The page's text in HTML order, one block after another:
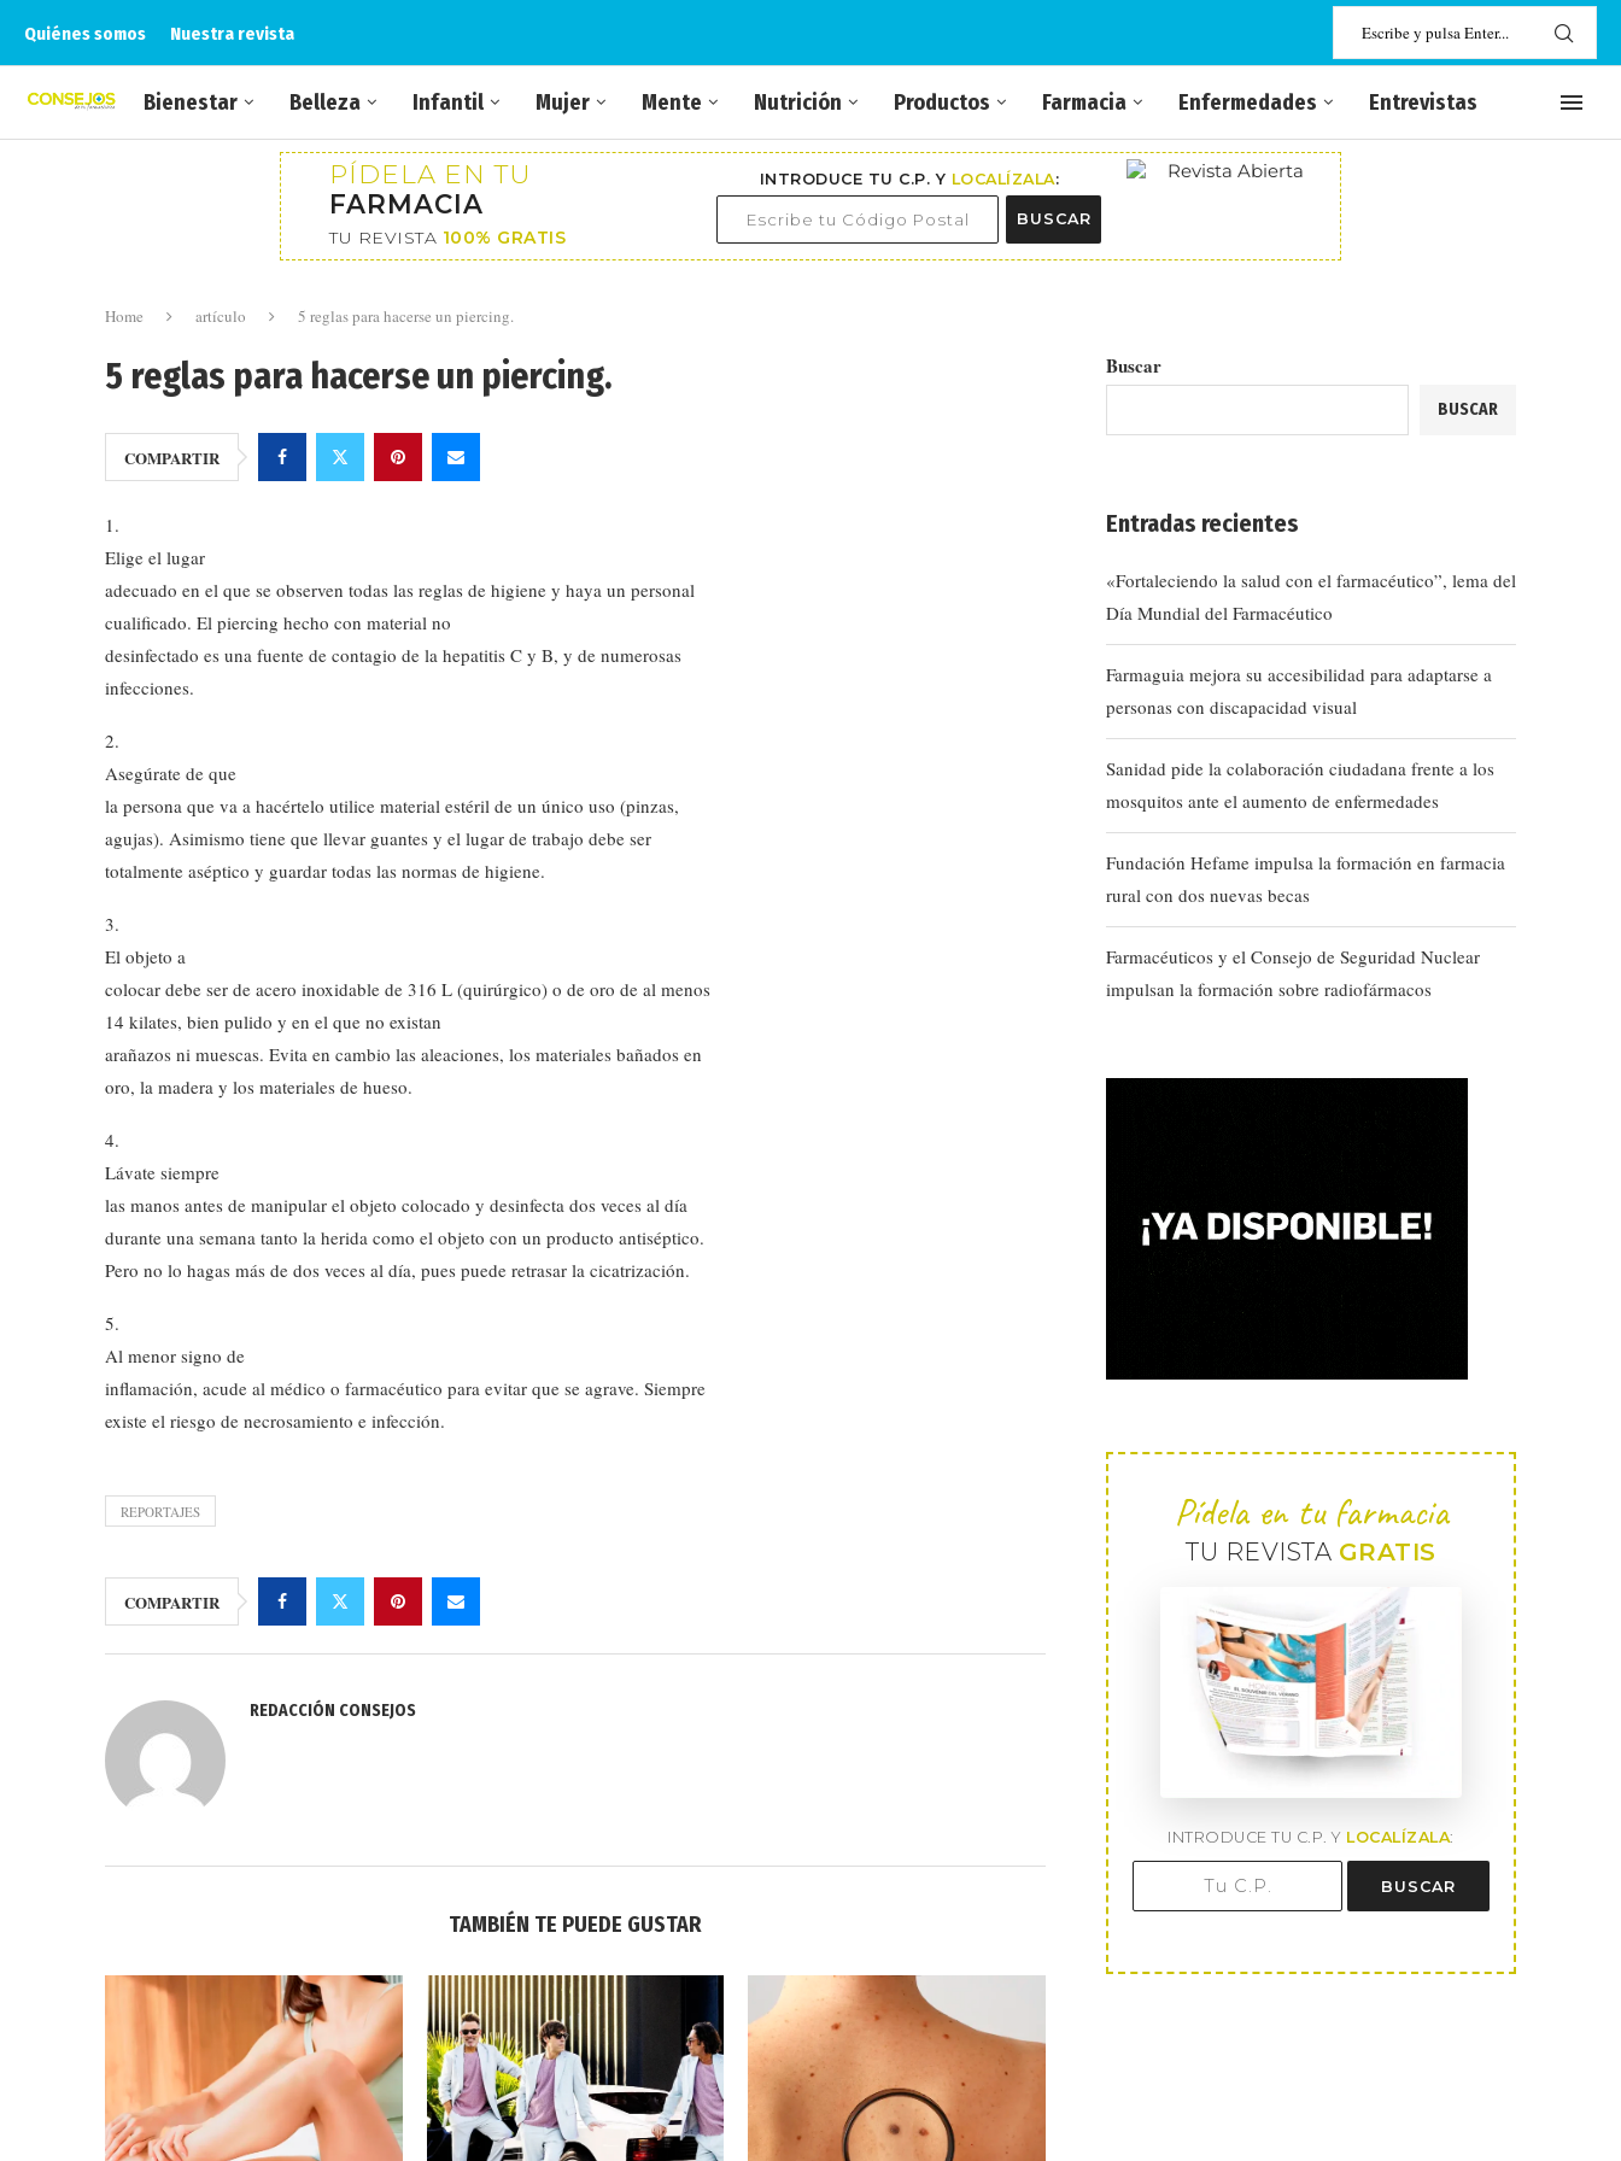
Quiénes somos Nuestra revista
Bienestar Belleza Infantil Mujer Mente Nutrición Productos Farmacia Enfermedades Entrevistas
PÍDELA EN TU
FARMACIA
TU REVISTA 100% GRATIS
INTRODUCE TU C.P. Y LOCALÍZALA:
BUSCAR
Home artículo 5 reglas para hacerse un piercing.
5 reglas para hacerse un piercing.
COMPARTIR
1.
Elige el lugar
adecuado en el que se observen todas las reglas de higiene y haya un personal
cualificado. El piercing hecho con material no
desinfectado es una fuente de contagio de la hepatitis C y B, y de numerosas
infecciones.
2.
Asegúrate de que
la persona que va a hacértelo utilice material estéril de un único uso (pinzas,
agujas). Asimismo tiene que llevar guantes y el lugar de trabajo debe ser
totalmente aséptico y guardar todas las normas de higiene.
3.
El objeto a
colocar debe ser de acero inoxidable de 316 L (quirúrgico) o de oro de al menos
14 kilates, bien pulido y en el que no existan
arañazos ni muescas. Evita en cambio las aleaciones, los materiales bañados en
oro, la madera y los materiales de hueso.
4.
Lávate siempre
las manos antes de manipular el objeto colocado y desinfecta dos veces al día
durante una semana tanto la herida como el objeto con un producto antiséptico.
Pero no lo hagas más de dos veces al día, pues puede retrasar la cicatrización.
5.
Al menor signo de
inflamación, acude al médico o farmacéutico para evitar que se agrave. Siempre
existe el riesgo de necrosamiento e infección.
REPORTAJES
COMPARTIR
REDACCIÓN CONSEJOS
TAMBIÉN TE PUEDE GUSTAR
Buscar
BUSCAR
Entradas recientes
«Fortaleciendo la salud con el farmacéutico”, lema del
Día Mundial del Farmacéutico
Farmaguia mejora su accesibilidad para adaptarse a
personas con discapacidad visual
Sanidad pide la colaboración ciudadana frente a los
mosquitos ante el aumento de enfermedades
Fundación Hefame impulsa la formación en farmacia
rural con dos nuevas becas
Farmacéuticos y el Consejo de Seguridad Nuclear
impulsan la formación sobre radiofármacos
Pídela en tu farmacia
TU REVISTA GRATIS
INTRODUCE TU C.P. Y LOCALÍZALA:
BUSCAR